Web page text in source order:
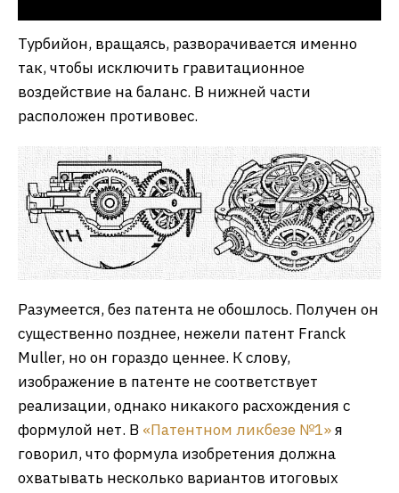
Турбийон, вращаясь, разворачивается именно
так, чтобы исключить гравитационное
воздействие на баланс. В нижней части
расположен противовес.
Разумеется, без патента не обошлось. Получен он
существенно позднее, нежели патент Franck
Muller, но он гораздо ценнее. К слову,
изображение в патенте не соответствует
реализации, однако никакого расхождения с
формулой нет. В «Патентном ликбезе №1»я
говорил, что формула изобретения должна
охватывать несколько вариантов итоговых